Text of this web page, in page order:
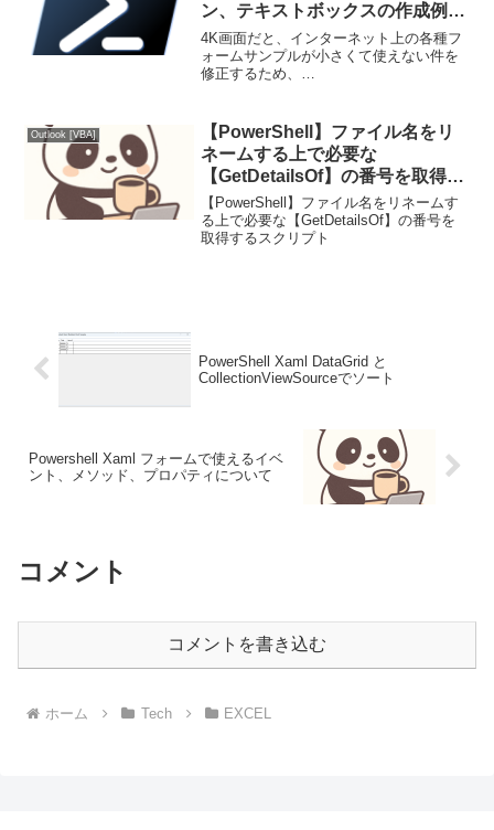
ン、テキストボックスの作成例
（4K画面対応）
4K画面だと、インターネット上の各種フ
ォームサンプルが小さくて使えない件を
修正するため、
画面がきちんと表示される。（ちょっと
使う...
Outlook [VBA]
【PowerShell】ファイル名をリ
ネームする上で必要な
【GetDetailsOf】の番号を取得す
るスクリプト
【PowerShell】ファイル名をリネームす
る上で必要な【GetDetailsOf】の番号を
取得するスクリプト
PowerShell Xaml DataGrid と
CollectionViewSourceでソート
Powershell Xaml フォームで使えるイベ
ント、メソッド、プロパティについて
コメント
コメントを書き込む
ホーム Tech EXCEL